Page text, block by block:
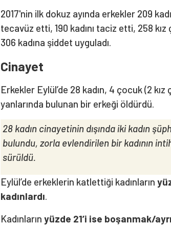
2017'nin ilk dokuz ayında erkekler 209
tecavüz etti, 190 kadını taciz etti, 258
306 kadına şiddet uyguladı.
Cinayet
Erkekler Eylül’de 28 kadın, 4 çocuk (2
yanlarında bulunan bir erkeği öldürdü.
28 kadın cinayetinin dışında iki kadın
bulundu, zorla evlendirilen bir kadının
sürüldü.
Eylül’de erkeklerin katlettiği kadınların
kadınlardı.
Kadınların yüzde 21’i ise boşanmak/